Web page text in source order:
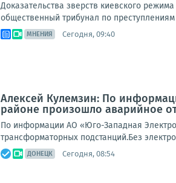
Доказательства зверств киевского
общественный трибунал по
МНЕНИЯ Сегодня, 09:40
Алексей Кулемзин: По
районе произошло аварийное
По информации АО «Юго-Западная
трансформаторных подстанций.Без
ДОНЕЦК Сегодня, 08:54